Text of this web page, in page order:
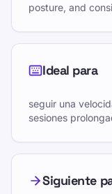
posture, and
Ideal para
seguir una
sesiones
Siguiente